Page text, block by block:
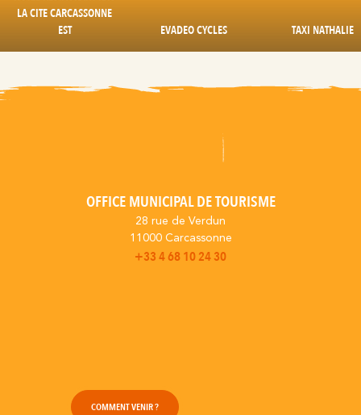
LA CITE CARCASSONNE
EST
EVADEO CYCLES TAXI NATHALIE
OFFICE MUNICIPAL DE TOURISME
28 rue de Verdun
11000 Carcassonne
+33 4 68 10 24 30
COMMENT VENIR ?